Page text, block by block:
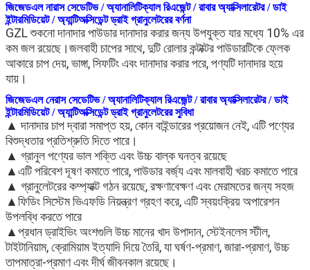
জিজেডএল নারাস সেডেটিভ / অ্যানালিটিক্যাল রিএজেন্ট / রাবার অ্যাক্সিলারেটর / ডাই
ইন্টারমিডিয়েট / অ্যান্টিঅক্সিডেন্ট ড্রাই গ্রানুলেটরের বর্ণনা
GZL শুকনো দানাদার পাউডার দানাদার করার জন্য উপযুক্ত যার মধ্যে 10% এর
কম জল রয়েছে।জলবাহী চাপের সাথে, দুটি রোলার কন্টাক্টর পাউডারটিকে ফ্লেক
আকারে চাপ দেয়, ভাঙ্গা, সিফটিং এবং দানাদার করার পরে, পণ্যটি দানাদার হয়ে
যায়।
জিজেডএল নেরাস সেডেটিভ / অ্যানালিটিক্যাল রিএজেন্ট / রাবার অ্যাক্সিলারেটর / ডাই
ইন্টারমিডিয়েট / অ্যান্টিঅক্সিডেন্ট ড্রাই গ্রানুলেটরের সুবিধা
▲ দানাদার চাপ দ্বারা সমাপ্ত হয়, কোন বাইন্ডারের প্রয়োজন নেই, এটি পণ্যের
বিশুদ্ধতার প্রতিশ্রুতি দিতে পারে।
▲ গ্রানুল পণ্যের ভাল শক্তি এবং উচ্চ বাল্ক ঘনত্ব রয়েছে
▲এটি পরিবেশ দূষণ কমাতে পারে, পাউডার বর্জ্য এবং মালবাহী খরচ কমাতে পারে
▲ গ্রানুলেটরের কম্প্যাক্ট গঠন রয়েছে, রক্ষণাবেক্ষণ এবং মেরামতের জন্য সহজ
▲ফিডিং সিস্টেম ভিএফডি নিয়ন্ত্রণ গ্রহণ করে, এটি স্বয়ংক্রিয় অপারেশন
উপলব্ধি করতে পারে
▲প্রধান ড্রাইভিং অংশগুলি উচ্চ মানের খাদ উপাদান, স্টেইনলেস স্টীল,
টাইটানিয়াম, ক্রোমিয়াম ইত্যাদি দিয়ে তৈরি, যা ঘর্ষণ-প্রমাণ, জারা-প্রমাণ, উচ্চ
তাপমাত্রা-প্রমাণ এবং দীর্ঘ জীবনকাল রয়েছে।